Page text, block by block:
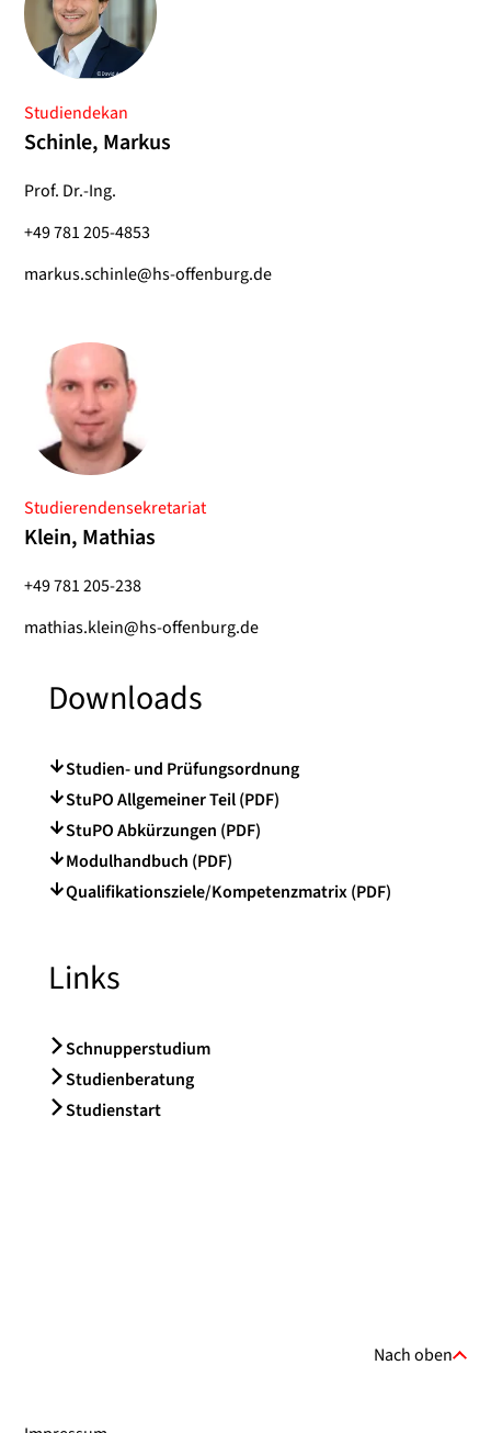
Studiendekan
Schinle, Markus
Prof. Dr.-Ing.
+49 781 205-4853
markus.schinle@hs-offenburg.de
Studierendensekretariat
Klein, Mathias
+49 781 205-238
mathias.klein@hs-offenburg.de
Downloads
Studien- und Prüfungsordnung
StuPO Allgemeiner Teil (PDF)
StuPO Abkürzungen (PDF)
Modulhandbuch (PDF)
Qualifikationsziele/Kompetenzmatrix (PDF)
Links
Schnupperstudium
Studienberatung
Studienstart
Nach oben